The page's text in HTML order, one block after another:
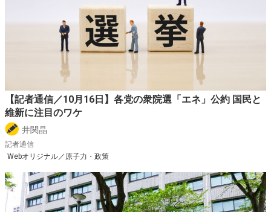
【記者通信／10月16日】各党の衆院選「エネ」公約 国民と
維新に注目のワケ
井関晶
記者通信
Webオリジナル／原子力・政策